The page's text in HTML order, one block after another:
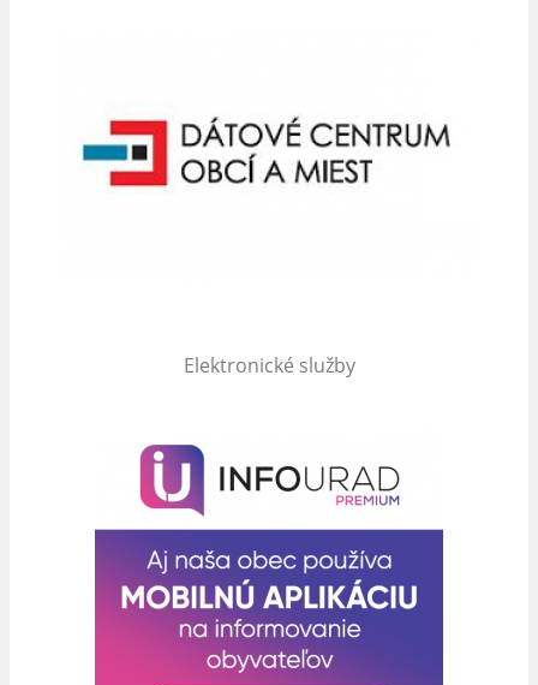
Elektronické služby